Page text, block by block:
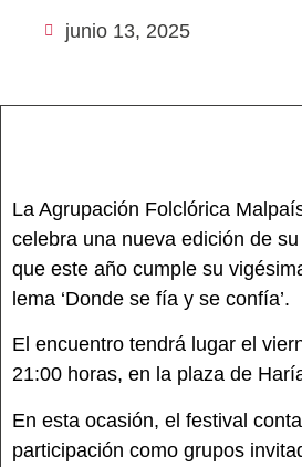
junio 13, 2025
La Agrupación Folclórica
celebra una nueva edición de
que este año cumple su
lema ‘Donde se fía y se confía’.
El encuentro tendrá lugar el
21:00 horas, en la plaza de
En esta ocasión, el festival
participación como grupos